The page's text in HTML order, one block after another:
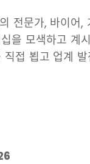
전문가, 바이
을 모색하고
접 뵙고 업계